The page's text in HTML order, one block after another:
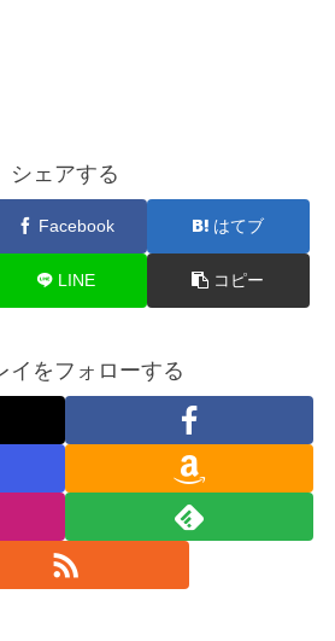
シェアする
Facebook はてブ
LINE コピー
イをフォローする